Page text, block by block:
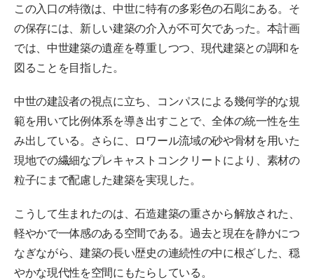
この入口の特徴は、中世に特有の多彩色の石彫にある。そ
の保存には、新しい建築の介入が不可欠であった。本計画
では、中世建築の遺産を尊重しつつ、現代建築との調和を
図ることを目指した。
中世の建設者の視点に立ち、コンパスによる幾何学的な規
範を用いて比例体系を導き出すことで、全体の統一性を生
み出している。さらに、ロワール流域の砂や骨材を用いた
現地での繊細なプレキャストコンクリートにより、素材の
粒子にまで配慮した建築を実現した。
こうして生まれたのは、石造建築の重さから解放された、
軽やかで一体感のある空間である。過去と現在を静かにつ
なぎながら、建築の長い歴史の連続性の中に根ざした、穏
やかな現代性を空間にもたらしている。